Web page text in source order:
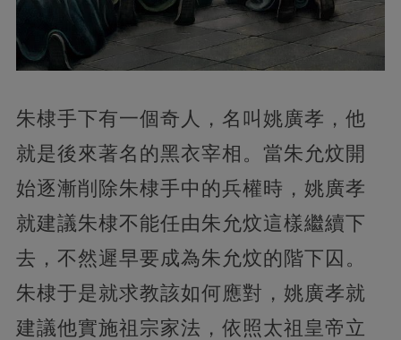
朱棣手下有一個奇人，名叫姚廣孝，他
就是後來著名的黑衣宰相。當朱允炆開
始逐漸削除朱棣手中的兵權時，姚廣孝
就建議朱棣不能任由朱允炆這樣繼續下
去，不然遲早要成為朱允炆的階下囚。
朱棣于是就求教該如何應對，姚廣孝就
建議他實施祖宗家法，依照太祖皇帝立